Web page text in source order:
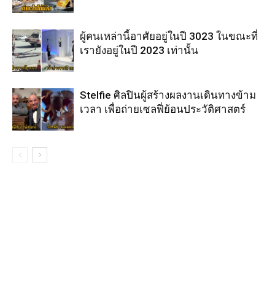
ผู้คนเหล่านี้อาศัยอยู่ในปี 3023 ในขณะที่
เรายังอยู่ในปี 2023 เท่านั้น
Stelfie ศิลปินผู้สร้างผลงานเดินทางข้าม
เวลา เพื่อถ่ายเซลฟี่ย้อนประวัติศาสตร์